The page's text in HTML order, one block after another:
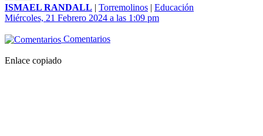
ISMAEL RANDALL | Torremolinos | Educación
Miércoles, 21 Febrero 2024 a las 1:09 pm
Comentarios
Enlace copiado